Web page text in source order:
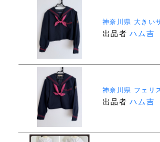
神奈川県 大き
出品者 ハム吉
神奈川県 フェ
出品者 ハム吉